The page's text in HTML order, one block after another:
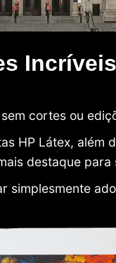
Incríveis
cortes ou
HP Látex, além
destaque para
simplesmente